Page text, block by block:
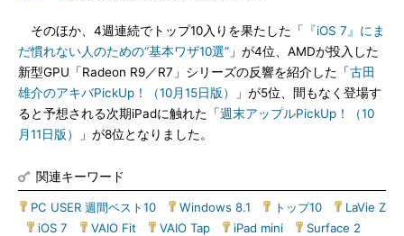
そのほか、4週連続でトップ10入りを果たした「
『iOS 7』にま
だ慣れない人のための“基本ワザ10選” 」が4位、AMDが投入した
新型GPU「Radeon R9／R7」シリーズの反響を紹介した「古田
雄介のアキバPickUp！（10月15日版）
」が5位、間もなく登場す
ると予想される次期iPadに触れた「週末アップルPickUp！（10
月11日版）
」が8位となりました。
関連キーワード
PC USER 週間ベスト10 Windows 8.1 トップ10
LaVie Z
iOS 7 VAIO Fit VAIO Tap iPad mini Surface 2